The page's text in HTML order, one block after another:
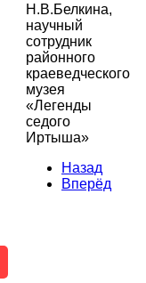
Н.В.Белкина,
научный
сотрудник
районного
краеведческого
музея
«Легенды
седого
Иртыша»
Назад
Вперёд